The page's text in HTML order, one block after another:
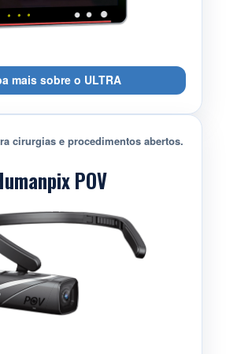
mais sobre o ULTRA
cirurgias e procedimentos abertos.
POV